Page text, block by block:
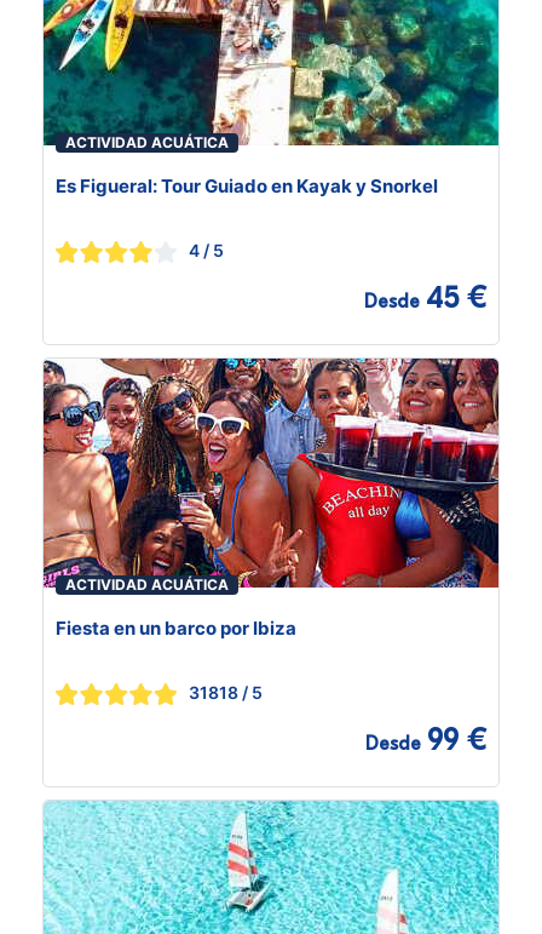
ACTIVIDAD ACUÁTICA
Es Figueral: Tour Guiado en Kayak y Snorkel
4 / 5
Desde 45 €
ACTIVIDAD ACUÁTICA
Fiesta en un barco por Ibiza
31818 / 5
Desde 99 €